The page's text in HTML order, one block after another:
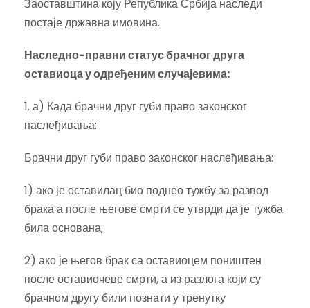
Заоставштина коју Република Србија наследи
постаје државна имовина.
Наследно-правни статус брачног друга
оставиоца у одређеним случајевима:
1. а) Када брачни друг губи право законског
наслеђивања:
Брачни друг губи право законског наслеђивања:
1) ако је оставилац био поднео тужбу за развод
брака а после његове смрти се утврди да је тужба
била основана;
2) ако је његов брак са оставиоцем поништен
после оставиочеве смрти, а из разлога који су
брачном другу били познати у тренутку